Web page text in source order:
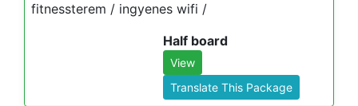
fitnessterem / ingyenes wifi /
Half board
View
Translate This Package